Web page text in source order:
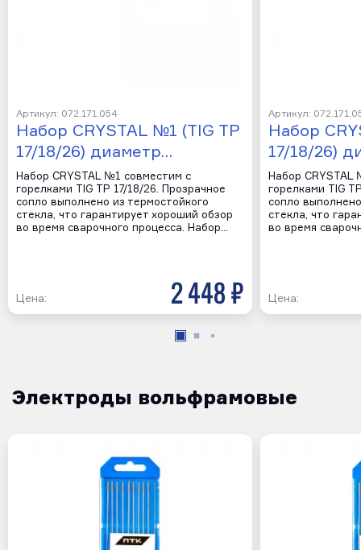
Артикул: 072.171.054
Набор CRYSTAL №1 (TIG TP
17/18/26) диаметр…
Набор CRYSTAL №1 совместим с
горелками TIG TP 17/18/26. Прозрачное
сопло выполнено из термостойкого
стекла, что гарантирует хороший обзор
во время сварочного процесса. Набор…
Цена: 2 448 р
Артикул:
Набор
17/18/26)
Набор
горелками TIG
сопло
стекла, что
во время
Цена:
Электроды вольфрамовые